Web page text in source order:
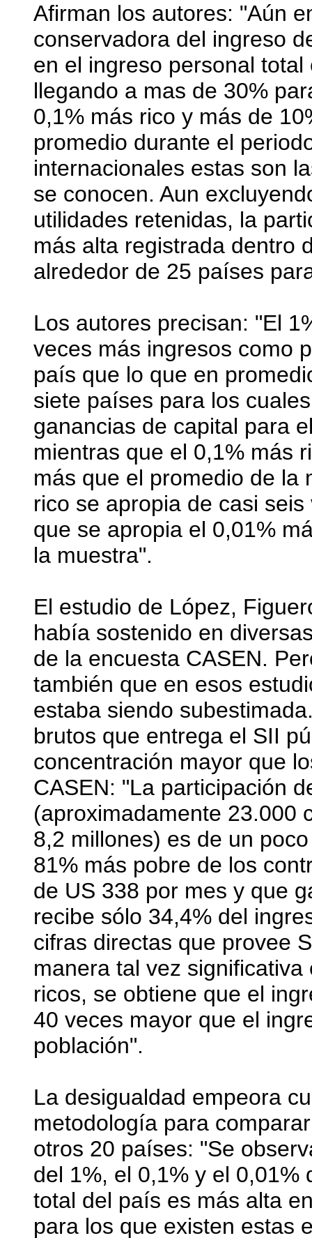
Afirman los autores: "Aún
conservadora del ingreso
en el ingreso personal
llegando a mas de 30%
0,1% más rico y más de
promedio durante el
internacionales estas son
se conocen. Aun
utilidades retenidas, la
más alta registrada dentro
alrededor de 25 países
Los autores precisan: "El
veces más ingresos como
país que lo que en
siete países para los
ganancias de capital para
mientras que el 0,1% más
más que el promedio de la
rico se apropia de casi
que se apropia el 0,01%
la muestra".
El estudio de López,
había sostenido en
de la encuesta CASEN.
también que en esos
estaba siendo
brutos que entrega el SII
concentración mayor que
CASEN: "La participación
(aproximadamente 23.000
8,2 millones) es de un
81% más pobre de los
de US 338 por mes y que
recibe sólo 34,4% del
cifras directas que provee
manera tal vez
ricos, se obtiene que el
40 veces mayor que el
población".
La desigualdad empeora
metodología para
otros 20 países: "Se
del 1%, el 0,1% y el 0,01%
total del país es más alta
para los que existen estas